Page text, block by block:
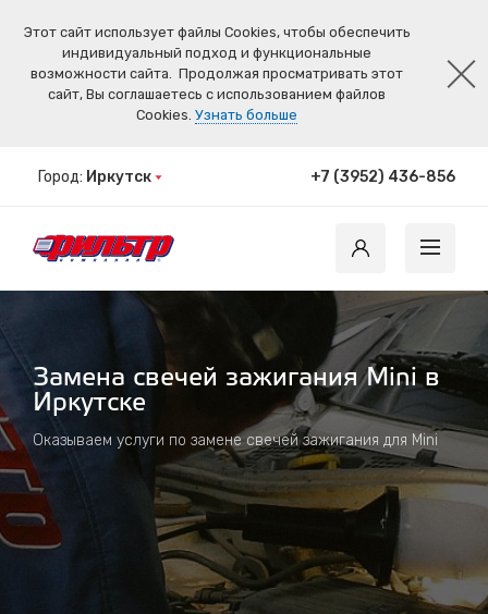
Этот сайт использует файлы Cookies, чтобы обеспечить
индивидуальный подход и функциональные
возможности сайта. Продолжая просматривать этот
сайт, Вы соглашаетесь с использованием файлов
Cookies. Узнать больше
Город: Иркутск +7 (3952) 436-856
Замена свечей зажигания Mini в
Иркутске
Оказываем услуги по замене свечей зажигания для Mini